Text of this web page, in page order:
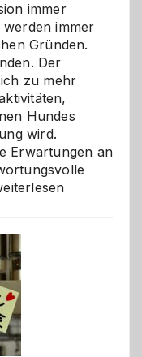
immer
immer
Gründen.
Der
zu mehr
Hundes
wird.
Erwartungen an